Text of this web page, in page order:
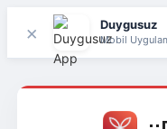
× Duygusuz
Mobil